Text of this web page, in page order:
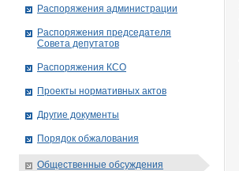
Распоряжения администрации
Распоряжения председателя
Совета депутатов
Распоряжения КСО
Проекты нормативных актов
Другие документы
Порядок обжалования
Общественные обсуждения